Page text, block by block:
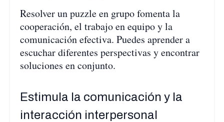
Resolver un puzzle en grupo fomenta la
cooperación, el trabajo en equipo y la
comunicación efectiva. Puedes aprender a
escuchar diferentes perspectivas y encontrar
soluciones en conjunto.
Estimula la comunicación y la
interacción interpersonal